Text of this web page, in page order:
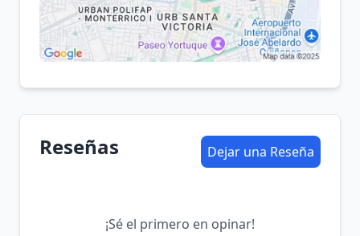
Reseñas Dejar una Reseña
¡Sé el primero en opinar!